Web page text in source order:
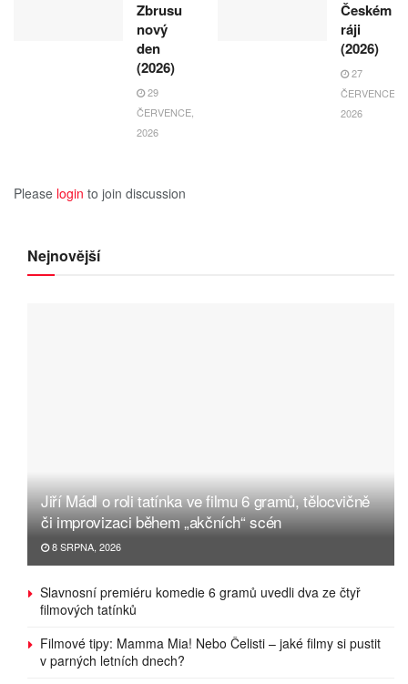
Zbrusu
nový
den
(2026)
29
ČERVENCE,
2026
Českém
ráji
(2026)
27
ČERVENCE,
2026
Please login to join discussion
Nejnovější
Jiří Mádl o roli tatínka ve filmu 6 gramů, tělocvičně
či improvizaci během „akčních“ scén
8 SRPNA, 2026
Slavnosní premiéru komedie 6 gramů uvedli dva ze čtyř
filmových tatínků
Filmové tipy: Mamma Mia! Nebo Čelisti – jaké filmy si pustit
v parných letních dnech?